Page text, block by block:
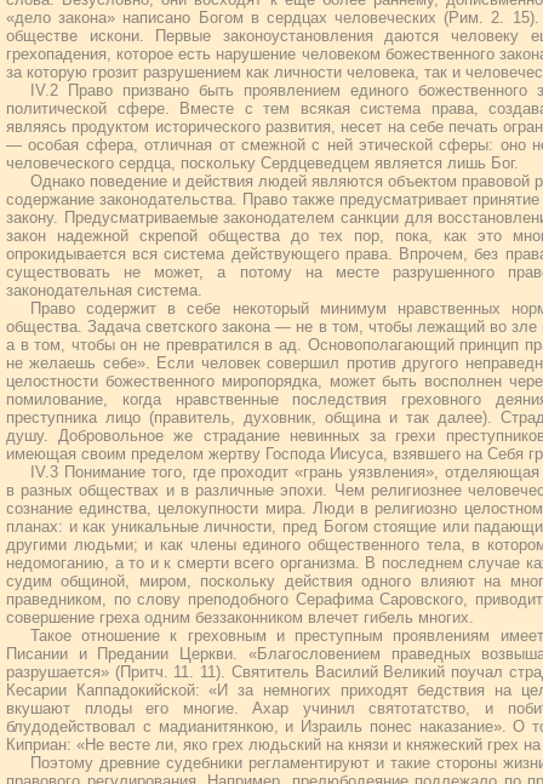
«дело закона» написано Богом в сердцах человеческих (Рим. 2.
обществе искони. Первые законоустановления даются
грехопадения, которое есть нарушение человеком божественного
за которую грозит разрушением как личности человека, так и
IV.2 Право призвано быть проявлением единого божественного
политической сфере. Вместе с тем всякая система права,
являясь продуктом исторического развития, несет на себе печать
— особая сфера, отличная от смежной с ней этической сферы: оно
человеческого сердца, поскольку Сердцеведцем является лишь Бог.
Однако поведение и действия людей являются объектом правовой
содержание законодательства. Право также предусматривает
закону. Предусматриваемые законодателем санкции для
закон надежной скрепой общества до тех пор, пока, как это
опрокидывается вся система действующего права. Впрочем, без
существовать не может, а потому на месте разрушенного
законодательная система.
Право содержит в себе некоторый минимум нравственных
общества. Задача светского закона — не в том, чтобы лежащий во
а в том, чтобы он не превратился в ад. Основополагающий принцип
не желаешь себе». Если человек совершил против другого
целостности божественного миропорядка, может быть восполнен
помилование, когда нравственные последствия греховного
преступника лицо (правитель, духовник, община и так далее).
душу. Добровольное же страдание невинных за грехи
имеющая своим пределом жертву Господа Иисуса, взявшего на Себя
IV.3 Понимание того, где проходит «грань уязвления»,
в разных обществах и в различные эпохи. Чем религиознее
сознание единства, целокупности мира. Люди в религиозно
планах: и как уникальные личности, пред Богом стоящие или
другими людьми; и как члены единого общественного тела, в
недомоганию, а то и к смерти всего организма. В последнем случае
судим общиной, миром, поскольку действия одного влияют на
праведником, по слову преподобного Серафима Саровского,
совершение греха одним беззаконником влечет гибель многих.
Такое отношение к греховным и преступным проявлениям
Писании и Предании Церкви. «Благословением праведных
разрушается» (Притч. 11. 11). Святитель Василий Великий поучал
Кесарии Каппадокийской: «И за немногих приходят бедствия на
вкушают плоды его многие. Ахар учинил святотатство, и
блудодействовал с мадианитянкою, и Израиль понес наказание». О
Киприан: «Не весте ли, яко грех людьский на князи и княжеский грех
Поэтому древние судебники регламентируют и такие стороны